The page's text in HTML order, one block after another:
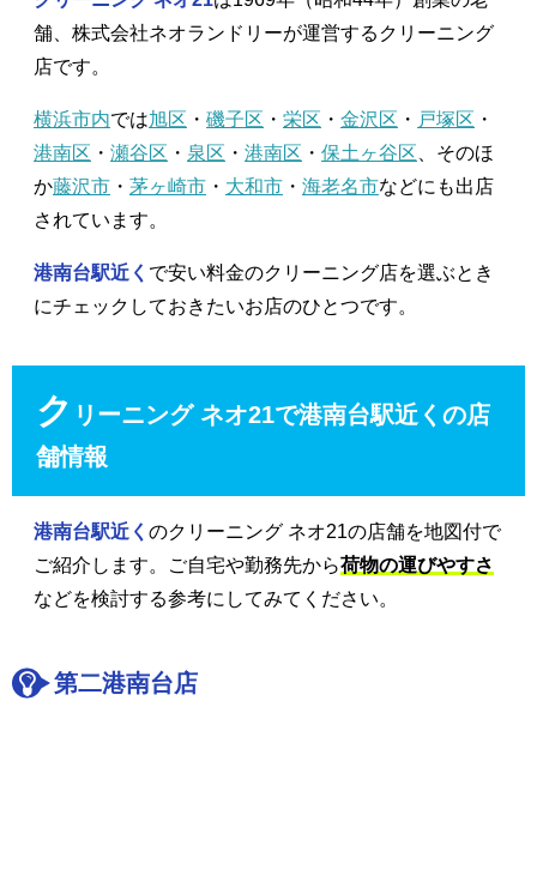
舗、株式会社ネオランドリーが運営するクリーニング
店です。
横浜市内では旭区 ・ 磯子区 ・ 栄区 ・ 金沢区 ・ 戸塚区 ・
港南区 ・ 瀬谷区 ・ 泉区 ・ 港南区 ・ 保土ヶ谷区 、そのほ
か藤沢市 ・ 茅ヶ崎市 ・ 大和市 ・ 海老名市などにも出店
されています。
港南台駅近く で安い料金のクリーニング店を選ぶとき
にチェックしておきたいお店のひとつです。
ク リーニング ネオ21で港南台駅近くの店
舗情報
港南台駅近く のクリーニング ネオ21の店舗を地図付で
ご紹介します。ご自宅や勤務先から荷物の運びやすさ
などを検討する参考にしてみてください。
第二港南台店